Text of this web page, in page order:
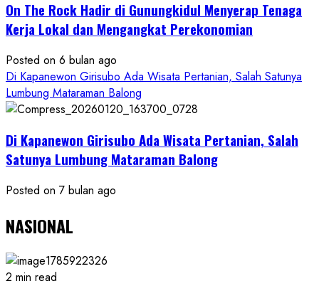
On The Rock Hadir di Gunungkidul Menyerap Tenaga
Kerja Lokal dan Mengangkat Perekonomian
Posted on 6 bulan ago
Di Kapanewon Girisubo Ada Wisata Pertanian, Salah Satunya
Lumbung Mataraman Balong
Di Kapanewon Girisubo Ada Wisata Pertanian, Salah
Satunya Lumbung Mataraman Balong
Posted on 7 bulan ago
NASIONAL
2 min read